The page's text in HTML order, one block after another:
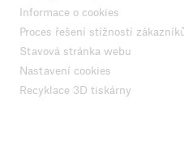
Informace o cookies
Proces řešení stížností
Stavová stránka webu
Nastavení cookies
Recyklace 3D tiskárny